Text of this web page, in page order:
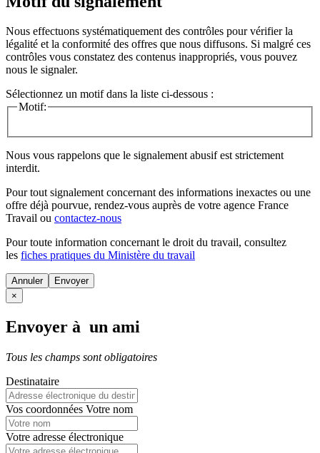
Nous effectuons systématiquement des contrôles pour vérifier la
légalité et la conformité des offres que nous diffusons. Si malgré ces
contrôles vous constatez des contenus inappropriés, vous pouvez
nous le signaler.
Sélectionnez un motif dans la liste ci-dessous :
Motif:
Nous vous rappelons que le signalement abusif est strictement
interdit.
Pour tout signalement concernant des informations inexactes ou une
offre déjà pourvue, rendez-vous auprès de votre agence France
Travail ou contactez-nous
Pour toute information concernant le droit du travail, consultez
les fiches pratiques du Ministère du travail
Annuler
×
Envoyer à un ami
Tous les champs sont obligatoires
Destinataire
Vos coordonnées Votre nom
Votre adresse électronique